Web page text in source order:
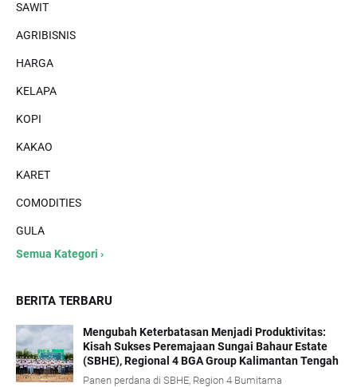
SAWIT
AGRIBISNIS
HARGA
KELAPA
KOPI
KAKAO
KARET
COMODITIES
GULA
Semua Kategori ›
BERITA TERBARU
Mengubah Keterbatasan Menjadi Produktivitas:
Kisah Sukses Peremajaan Sungai Bahaur Estate
(SBHE), Regional 4 BGA Group Kalimantan Tengah
Panen perdana di SBHE, Region 4 Bumitama